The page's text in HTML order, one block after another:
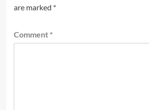
are marked *
Comment *